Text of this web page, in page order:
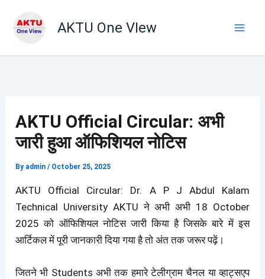
AKTU One VIew
AKTU Official Circular: अभी
जारी हुआ ऑफिशियल नोटिस
By admin/ October 25, 2025
AKTU Official Circular: Dr. A P J Abdul Kalam
Technical University AKTU ने अभी अभी 18 October
2025 को ऑफिशियल नोटिस जारी किया है जिसके बारे में इस
आर्टिकल में पूरी जानकारी दिया गया है तो अंत तक जरूर पढ़ें।
जितने भी Students अभी तक हमारे टेलीग्राम चैनल या व्हाट्सएप